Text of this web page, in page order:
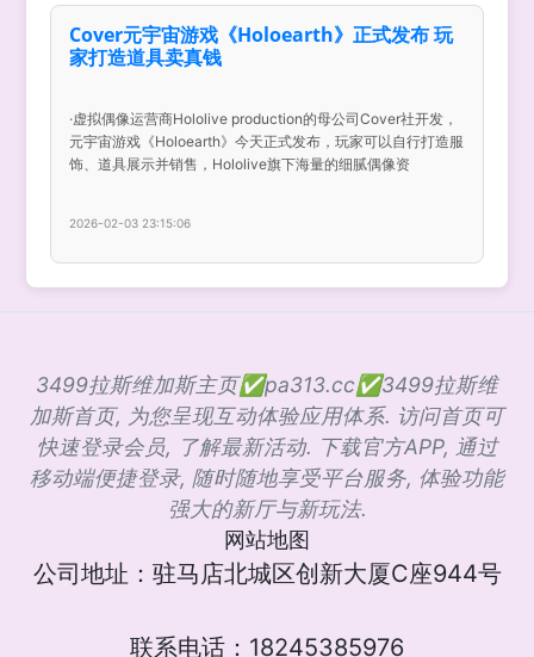
Cover元宇宙游戏《Holoearth》正式发布 玩
家打造道具卖真钱
·虚拟偶像运营商Hololive production的母公司Cover社开发，
元宇宙游戏《Holoearth》今天正式发布，玩家可以自行打造服
饰、道具展示并销售，Hololive旗下海量的细腻偶像资
2026-02-03 23:15:06
3499拉斯维加斯主页✅pa313.cc✅3499拉斯维
加斯首页, 为您呈现互动体验应用体系. 访问首页可
快速登录会员, 了解最新活动. 下载官方APP, 通过
移动端便捷登录, 随时随地享受平台服务, 体验功能
强大的新厅与新玩法.
网站地图
公司地址：驻马店北城区创新大厦C座944号
联系电话：18245385976